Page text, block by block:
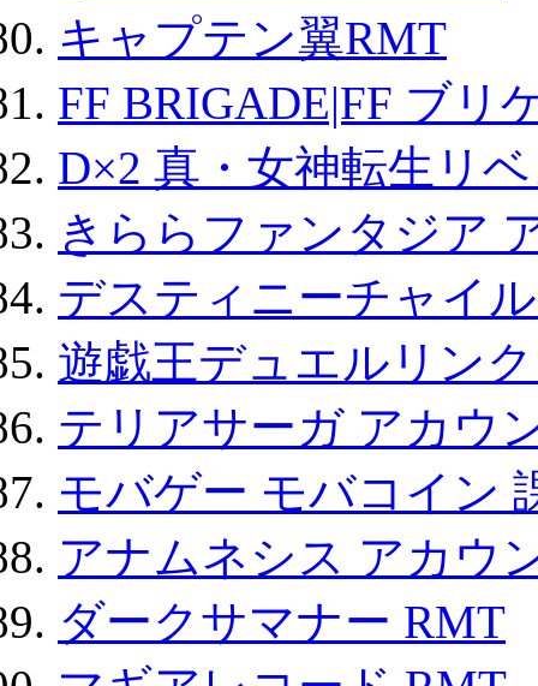
キャプテン翼RMT
FF BRIGADE|FF ブリ
D×2 真・女神転生リ
きららファンタジア
デスティニーチャイ
遊戯王デュエルリン
テリアサーガ アカウ
モバゲー モバコイン
アナムネシス アカウ
ダークサマナー RMT